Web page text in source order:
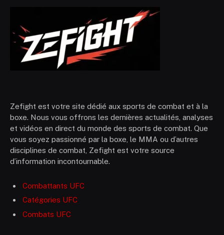
Zefight est votre site dédié aux sports de combat et à la
boxe. Nous vous offrons les dernières actualités, analyses
et vidéos en direct du monde des sports de combat. Que
vous soyez passionné par la boxe, le MMA ou d’autres
disciplines de combat, Zefight est votre source
d’information incontournable.
Combattants UFC
Catégories UFC
Combats UFC